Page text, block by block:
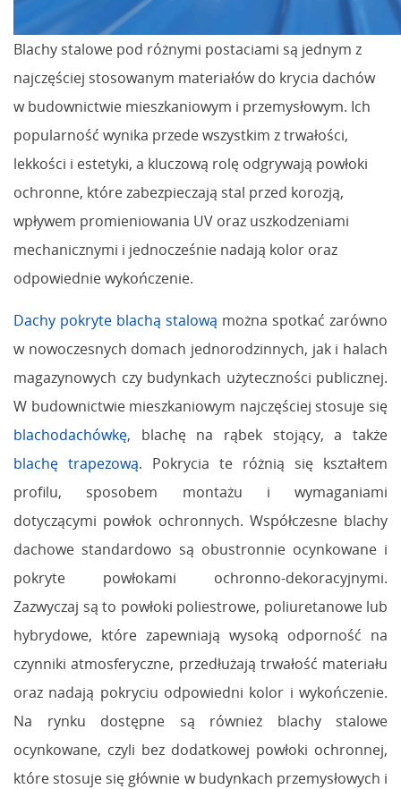
Blachy stalowe pod różnymi postaciami są jednym z
najczęściej stosowanym materiałów do krycia dachów
w budownictwie mieszkaniowym i przemysłowym. Ich
popularność wynika przede wszystkim z trwałości,
lekkości i estetyki, a kluczową rolę odgrywają powłoki
ochronne, które zabezpieczają stal przed korozją,
wpływem promieniowania UV oraz uszkodzeniami
mechanicznymi i jednocześnie nadają kolor oraz
odpowiednie wykończenie.
Dachy pokryte blachą stalową można spotkać zarówno
w nowoczesnych domach jednorodzinnych, jak i halach
magazynowych czy budynkach użyteczności publicznej.
W budownictwie mieszkaniowym najczęściej stosuje się
blachodachówkę, blachę na rąbek stojący, a także
blachę trapezową. Pokrycia te różnią się kształtem
profilu, sposobem montażu i wymaganiami
dotyczącymi powłok ochronnych. Współczesne blachy
dachowe standardowo są obustronnie ocynkowane i
pokryte powłokami ochronno-dekoracyjnymi.
Zazwyczaj są to powłoki poliestrowe, poliuretanowe lub
hybrydowe, które zapewniają wysoką odporność na
czynniki atmosferyczne, przedłużają trwałość materiału
oraz nadają pokryciu odpowiedni kolor i wykończenie.
Na rynku dostępne są również blachy stalowe
ocynkowane, czyli bez dodatkowej powłoki ochronnej,
które stosuje się głównie w budynkach przemysłowych i